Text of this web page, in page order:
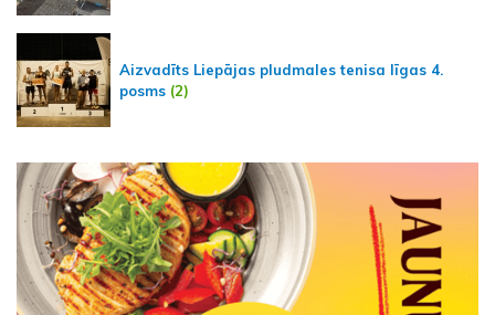
Aizvadīts Liepājas pludmales tenisa līgas 4.
posms (2)